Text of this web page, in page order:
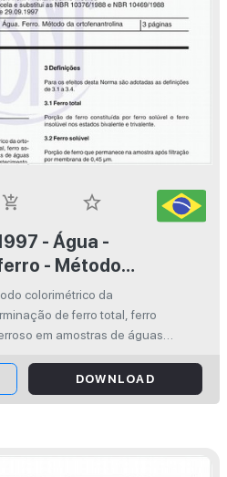
add_shopping_cart
star_border
- Método
colorimétrico da
de ferro total, ferro
em amostras de águas
DOWNLOAD